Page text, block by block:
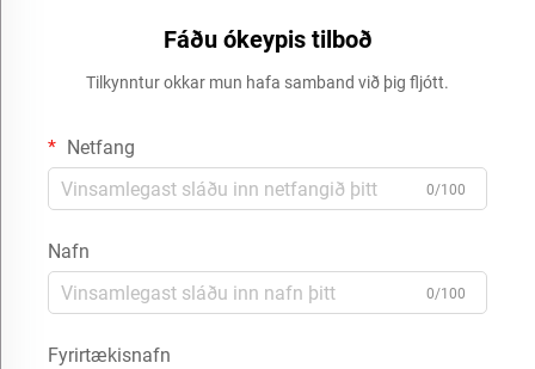
Fáðu ókeypis tilboð
Tilkynntur okkar mun hafa samband við þig fljótt.
Netfang
0/100
Nafn
0/100
Fyrirtækisnafn